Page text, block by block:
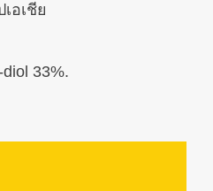
อเชีย
33%.